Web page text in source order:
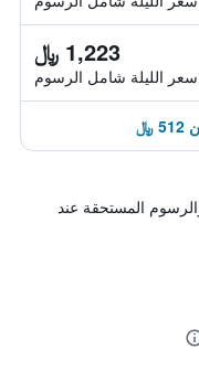
1,223 ﷼
سعر الليلة شامل الرسوم
المستحقة عند